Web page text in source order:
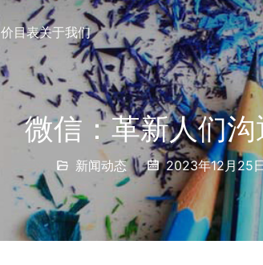
价目表关于我们
微信：革新人们
新闻动态 2023年12月25